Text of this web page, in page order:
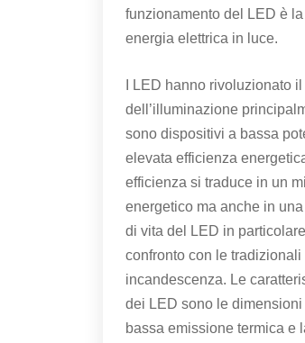
funzionamento del LED è
energia elettrica in luce.
I LED hanno rivoluzionato
dell’illuminazione
sono dispositivi a bassa
elevata efficienza
efficienza si traduce in un
energetico ma anche in
di vita del LED in
confronto con le tradizionali
incandescenza. Le
dei LED sono le dimensioni
bassa emissione termica e